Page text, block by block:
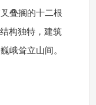
叠搁的十二根
构独特，建筑
峨耸立山间。